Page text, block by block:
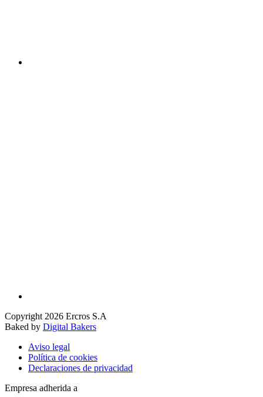
Copyright 2026 Ercros S.A
Baked by Digital Bakers
Aviso legal
Política de cookies
Declaraciones de privacidad
Empresa adherida a